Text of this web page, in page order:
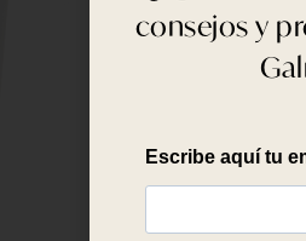
consejos y